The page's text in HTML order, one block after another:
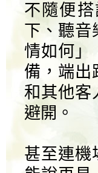
不隨便
下、聽音
情如何」
備，端出
和其他客
避開。
甚至連機